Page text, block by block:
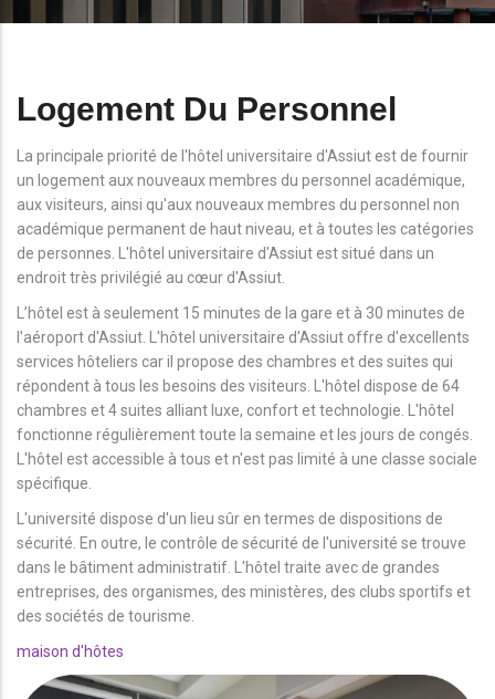
Logement Du Personnel
La principale priorité de l'hôtel universitaire d'Assiut est de fournir
un logement aux nouveaux membres du personnel académique,
aux visiteurs, ainsi qu'aux nouveaux membres du personnel non
académique permanent de haut niveau, et à toutes les catégories
de personnes. L'hôtel universitaire d'Assiut est situé dans un
endroit très privilégié au cœur d'Assiut.
L’hôtel est à seulement 15 minutes de la gare et à 30 minutes de
l'aéroport d'Assiut. L'hôtel universitaire d'Assiut offre d'excellents
services hôteliers car il propose des chambres et des suites qui
répondent à tous les besoins des visiteurs. L'hôtel dispose de 64
chambres et 4 suites alliant luxe, confort et technologie. L'hôtel
fonctionne régulièrement toute la semaine et les jours de congés.
L'hôtel est accessible à tous et n'est pas limité à une classe sociale
spécifique.
L'université dispose d'un lieu sûr en termes de dispositions de
sécurité. En outre, le contrôle de sécurité de l'université se trouve
dans le bâtiment administratif. L'hôtel traite avec de grandes
entreprises, des organismes, des ministères, des clubs sportifs et
des sociétés de tourisme.
maison d'hôtes